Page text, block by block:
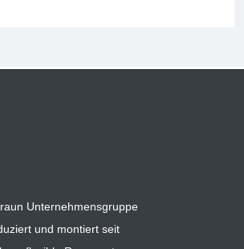
Unternehmensgruppe
und montiert seit